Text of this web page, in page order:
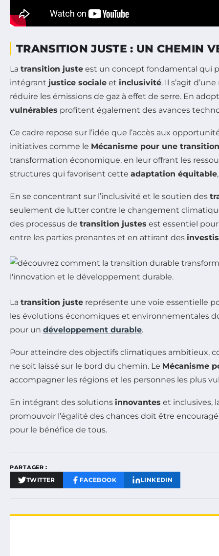
TRANSITION JUSTE : UN CHEMIN
La transition juste est un concept fondamental qui
intégrant justice sociale et inclusivité. Il s’agit
réduire les émissions de gaz à effet de serre. En
vulnérables profitent également des avances
Ce cadre repose sur l’idée que l’accès aux
initiatives comme le Mécanisme pour une
transformation économique, en leur offrant les
structures qui favorisent cette adaptation équitable
En se concentrant sur l’inclusivité et le soutien des
seulement de lutter contre le changement
des processus de transition justes est essentiel
entre les parties prenantes et en attirant des
La transition juste représente une voie essentielle
les évolutions économiques et environnementales
pour un développement durable.
Pour atteindre des objectifs climatiques ambitieux,
ne soit laissé sur le bord du chemin. Le Mécanisme
accompagner les régions et les personnes les plus
En intégrant des solutions innovantes et inclusives,
promouvoir l’égalité des chances doit être
pour le bénéfice de tous.
PARTAGER :
TWITTER FACEBOOK LINKEDIN